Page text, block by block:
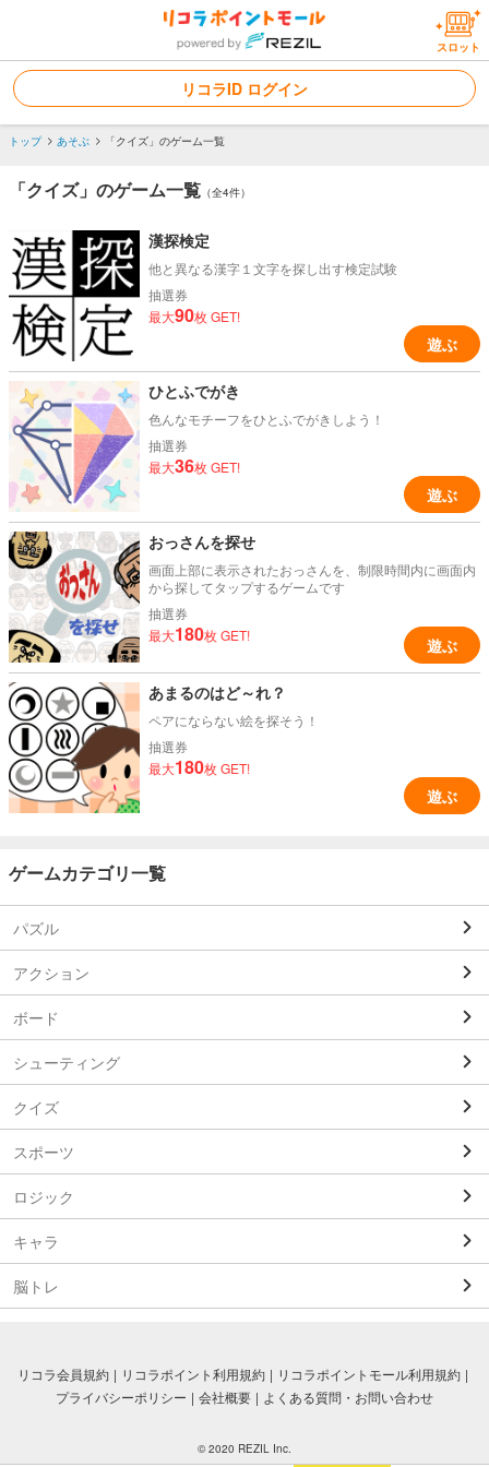
スロット
リコラID ログイン
トップ あそぶ 「クイズ」のゲーム一覧
「クイズ」のゲーム一覧 （全4件）
漢探検定
他と異なる漢字１文字を探し出す検定試験
抽選券
最大90枚 GET!
遊ぶ
ひとふでがき
色んなモチーフをひとふでがきしよう！
抽選券
最大36枚 GET!
遊ぶ
おっさんを探せ
画面上部に表示されたおっさんを、制限時間内に画面内
から探してタップするゲームです
抽選券
最大180枚 GET! 遊ぶ
あまるのはど～れ？
ペアにならない絵を探そう！
抽選券
最大180枚 GET!
遊ぶ
ゲームカテゴリ一覧
パズル
アクション
ボード
シューティング
クイズ
スポーツ
ロジック
キャラ
脳トレ
リコラ会員規約 リコラポイント利用規約
リコラポイントモール利用規約
プライバシーポリシー
会社概要 よくある質問・お問い合わせ
© 2020 REZIL Inc.